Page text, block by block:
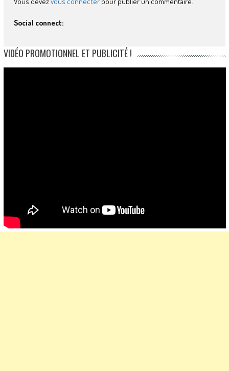
Social connect:
VIDÉO PROMOTIONNEL ET PUBLICITÉ !